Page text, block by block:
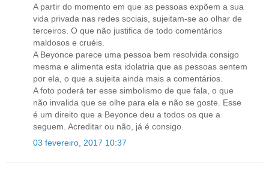
A partir do momento em que as pessoas expõem a sua
vida privada nas redes sociais, sujeitam-se ao olhar de
terceiros. O que não justifica de todo comentários
maldosos e cruéis.
A Beyonce parece uma pessoa bem resolvida consigo
mesma e alimenta esta idolatria que as pessoas sentem
por ela, o que a sujeita ainda mais a comentários.
A foto poderá ter esse simbolismo de que fala, o que
não invalida que se olhe para ela e não se goste. Esse
é um direito que a Beyonce deu a todos os que a
seguem. Acreditar ou não, já é consigo.
03 fevereiro, 2017 10:37